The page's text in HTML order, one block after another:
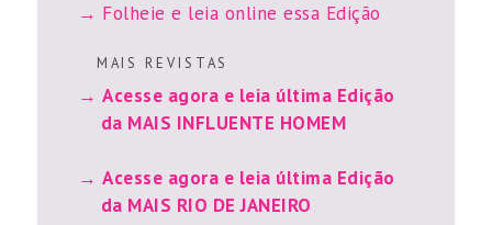
Folheie e leia online essa Edição
M A I S R E V I S T A S
Acesse agora e leia última Edição
da MAIS INFLUENTE HOMEM
Acesse agora e leia última Edição
da MAIS RIO DE JANEIRO